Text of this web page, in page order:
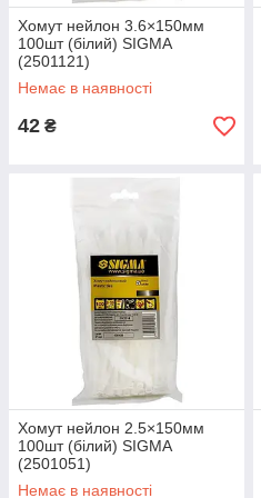
Хомут нейлон 3.6×150мм
100шт (білий) SIGMA
(2501121)
Немає в наявності
42 ₴
Хомут нейлон 2.5×150мм
100шт (білий) SIGMA
(2501051)
Немає в наявності